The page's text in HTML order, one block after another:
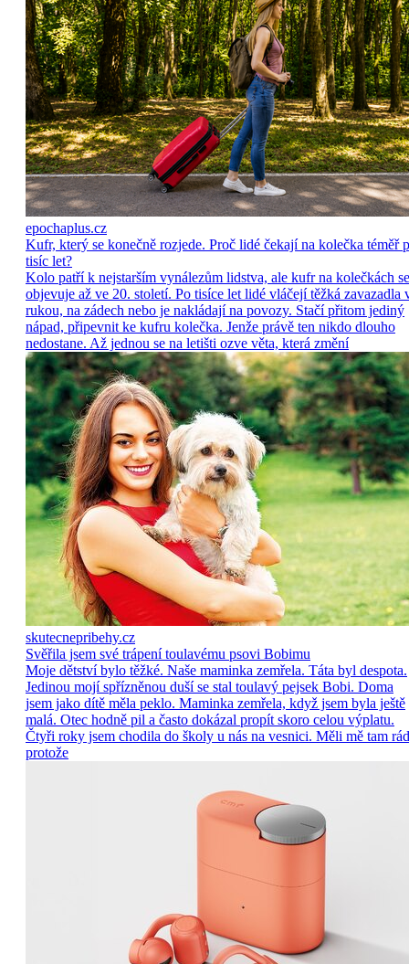
epochaplus.cz
Kufr, který se konečně rozjede. Proč lidé čekají na kolečka téměř
tisíc let?
Kolo patří k nejstarším vynálezům lidstva, ale kufr na kolečkách se
objevuje až ve 20. století. Po tisíce let lidé vláčejí těžká zavazadla
rukou, na zádech nebo je nakládají na povozy. Stačí přitom jediný
nápad, připevnit ke kufru kolečka. Jenže právě ten nikdo dlouho
nedostane. Až jednou se na letišti ozve věta, která změní
skutecnepribehy.cz
Svěřila jsem své trápení toulavému psovi Bobimu
Moje dětství bylo těžké. Naše maminka zemřela. Táta byl despota.
Jedinou mojí spřízněnou duší se stal toulavý pejsek Bobi. Doma
jsem jako dítě měla peklo. Maminka zemřela, když jsem byla ještě
malá. Otec hodně pil a často dokázal propít skoro celou výplatu.
Čtyři roky jsem chodila do školy u nás na vesnici. Měli mě tam
protože